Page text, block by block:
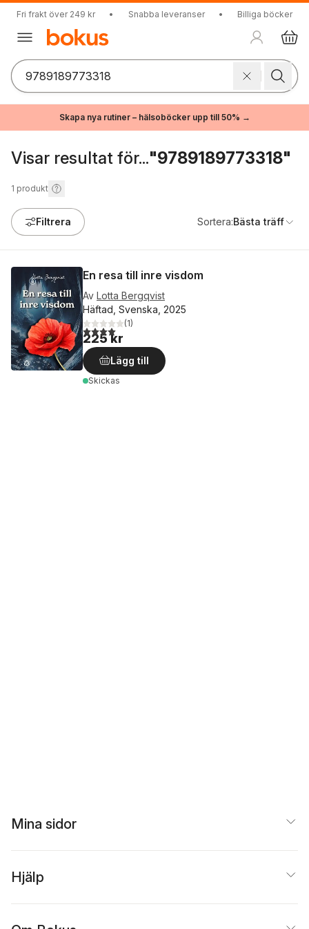
Fri frakt över 249 kr • Snabba leveranser • Billiga böcker
Skapa nya rutiner – hälsoböcker upp till 50% →
Visar resultat för..."9789189773318"
1 produkt
Filtrera Sortera:Bästa träff
En resa till inre visdom
Av Lotta Bergqvist
Häftad, Svenska, 2025
4,0utav 5 stjärnor. Totalt antal röster:
(1)
225 kr
Lägg till
Skickas
Mina sidor
Hjälp